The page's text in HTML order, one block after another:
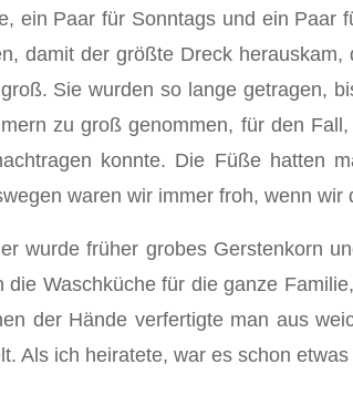
ein Paar für Sonntags und ein Paar
damit der größte Dreck
Sie wurden so lange getragen,
zu groß genommen, für den
konnte. Die Füße hatten
waren wir im­mer froh, wenn
wurde früher grobes Gerstenkorn
die Waschküche für die ganze
der Hände verfertigte man aus
Als ich heiratete, war es schon